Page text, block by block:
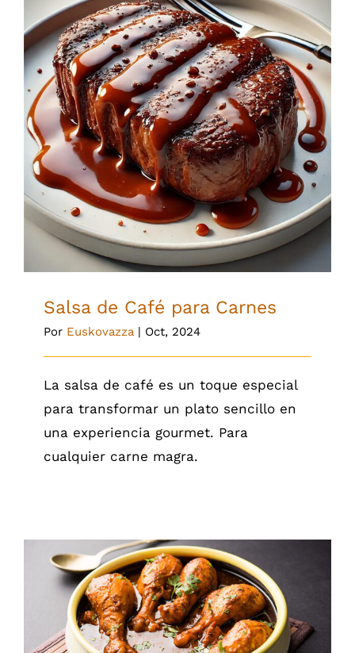
Salsa de Café para Carnes
Salsa de Café para Carnes
Por Euskovazza | Oct, 2024
La salsa de café es un toque especial
para transformar un plato sencillo en
una experiencia gourmet. Para
cualquier carne magra.
Pollo al café